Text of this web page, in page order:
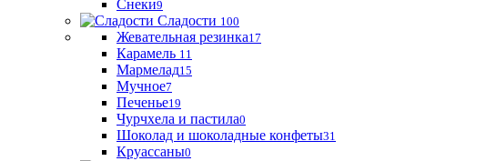
Снеки9
Сладости 100
Жевательная резинка17
Карамель 11
Мармелад15
Мучное7
Печенье19
Чурчхела и пастила0
Шоколад и шоколадные конфеты31
Круассаны0